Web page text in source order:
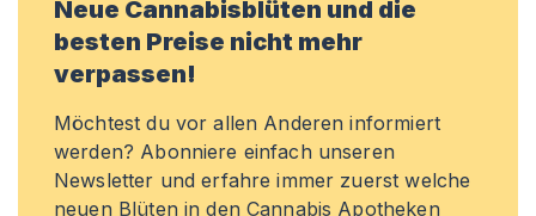
Neue Cannabisblüten und die
besten Preise nicht mehr
verpassen!
Möchtest du vor allen Anderen informiert
werden? Abonniere einfach unseren
Newsletter und erfahre immer zuerst welche
neuen Blüten in den Cannabis Apotheken